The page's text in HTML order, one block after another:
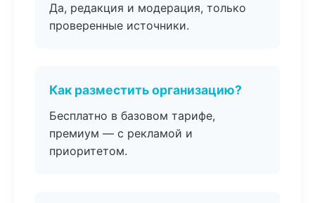
Да, редакция и модерация, только
проверенные источники.
Как разместить организацию?
Бесплатно в базовом тарифе,
премиум — с рекламой и
приоритетом.